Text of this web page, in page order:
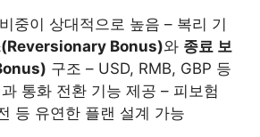
중이 상대적으로 높음 – 복리 기
(Reversionary Bonus)와 종료 보
구조 – USD, RMB, GBP 등
통화 전환 기능 제공 – 피보험
등 유연한 플랜 설계 가능